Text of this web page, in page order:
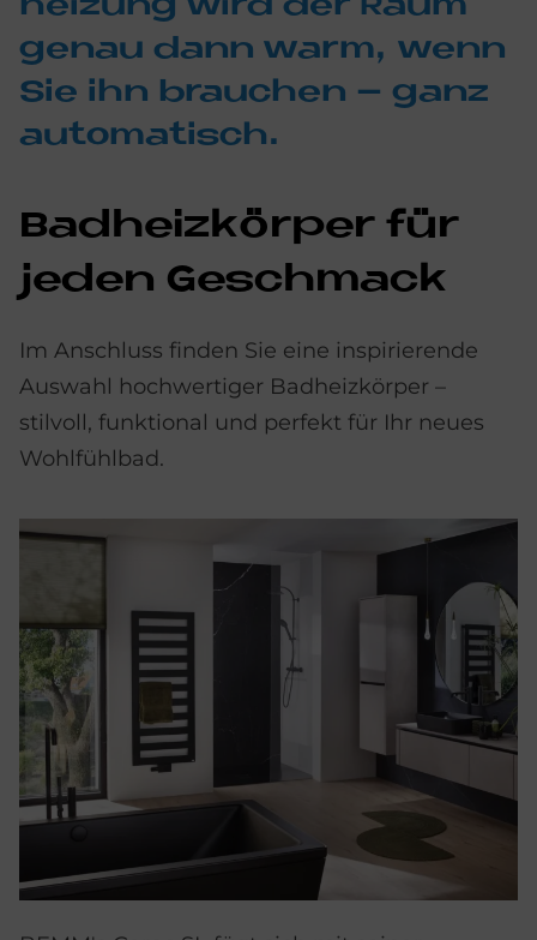
hei­zung wird der Raum
ge­nau dann warm, wenn
Sie ihn brau­chen – ganz
au­to­ma­tisch.
Bad­heiz­kör­per für
je­den Ge­schmack
Im Anschluss finden Sie eine inspirierende
Auswahl hochwertiger Badheizkörper –
stilvoll, funktional und perfekt für Ihr neues
Wohlfühlbad.